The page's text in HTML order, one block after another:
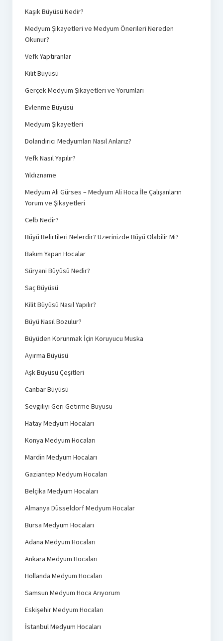
Kaşık Büyüsü Nedir?
Medyum Şikayetleri ve Medyum Önerileri Nereden
Okunur?
Vefk Yaptıranlar
Kilit Büyüsü
Gerçek Medyum Şikayetleri ve Yorumları
Evlenme Büyüsü
Medyum Şikayetleri
Dolandırıcı Medyumları Nasıl Anlarız?
Vefk Nasıl Yapılır?
Yıldızname
Medyum Ali Gürses – Medyum Ali Hoca İle Çalışanların
Yorum ve Şikayetleri
Celb Nedir?
Büyü Belirtileri Nelerdir? Üzerinizde Büyü Olabilir Mi?
Bakım Yapan Hocalar
Süryani Büyüsü Nedir?
Saç Büyüsü
Kilit Büyüsü Nasıl Yapılır?
Büyü Nasıl Bozulur?
Büyüden Korunmak İçin Koruyucu Muska
Ayırma Büyüsü
Aşk Büyüsü Çeşitleri
Canbar Büyüsü
Sevgiliyi Geri Getirme Büyüsü
Hatay Medyum Hocaları
Konya Medyum Hocaları
Mardin Medyum Hocaları
Gaziantep Medyum Hocaları
Belçika Medyum Hocaları
Almanya Düsseldorf Medyum Hocalar
Bursa Medyum Hocaları
Adana Medyum Hocaları
Ankara Medyum Hocaları
Hollanda Medyum Hocaları
Samsun Medyum Hoca Arıyorum
Eskişehir Medyum Hocaları
İstanbul Medyum Hocaları